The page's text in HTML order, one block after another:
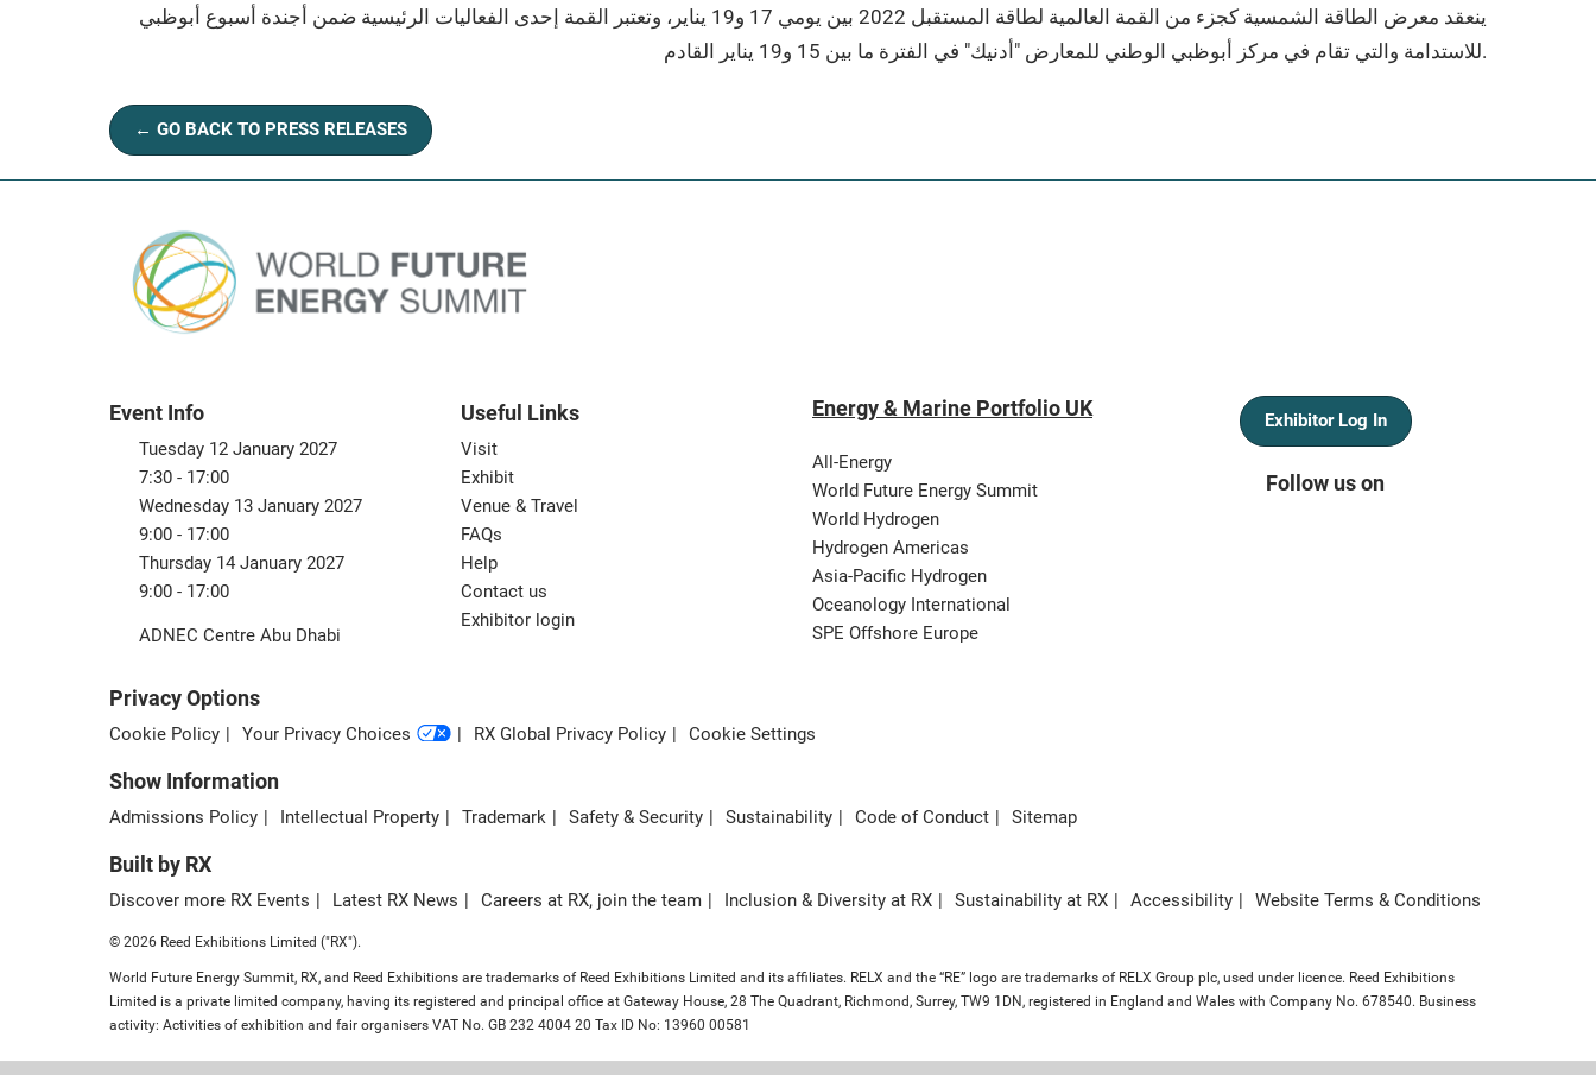
ينعقد معرض الطاقة الشمسية كجزء من القمة العالمية لطاقة المستقبل 2022 بين يومي 17 و19 يناير، وتعتبر القمة إحدى الفعاليات الرئيسية ضمن أجندة أسبوع أبوظبي
للاستدامة والتي تقام في مركز أبوظبي الوطني للمعارض "أدنيك" في الفترة ما بين 15 و19 يناير القادم.
← GO BACK TO PRESS RELEASES
Event Info
Tuesday 12 January 2027
7:30 - 17:00
Wednesday 13 January 2027
9:00 - 17:00
Thursday 14 January 2027
9:00 - 17:00
ADNEC Centre Abu Dhabi
Useful Links
Visit
Exhibit
Venue & Travel
FAQs
Help
Contact us
Exhibitor login
Energy & Marine Portfolio UK
All-Energy
World Future Energy Summit
World Hydrogen
Hydrogen Americas
Asia-Pacific Hydrogen
Oceanology International
SPE Offshore Europe
Exhibitor Log In
Follow us on
Privacy Options
Cookie Policy Your Privacy Choices RX Global Privacy Policy Cookie Settings
Show Information
Admissions Policy Intellectual Property Trademark Safety & Security Sustainability Code of Conduct Sitemap
Built by RX
Discover more RX Events Latest RX News Careers at RX, join the team Inclusion & Diversity at RX Sustainability at RX Accessibility Website Terms & Conditions
© 2026 Reed Exhibitions Limited ("RX").
World Future Energy Summit, RX, and Reed Exhibitions are trademarks of Reed Exhibitions Limited and its affiliates. RELX and the “RE” logo are trademarks of RELX Group plc, used under licence. Reed Exhibitions
Limited is a private limited company, having its registered and principal office at Gateway House, 28 The Quadrant, Richmond, Surrey, TW9 1DN, registered in England and Wales with Company No. 678540. Business
activity: Activities of exhibition and fair organisers VAT No. GB 232 4004 20 Tax ID No: 13960 00581